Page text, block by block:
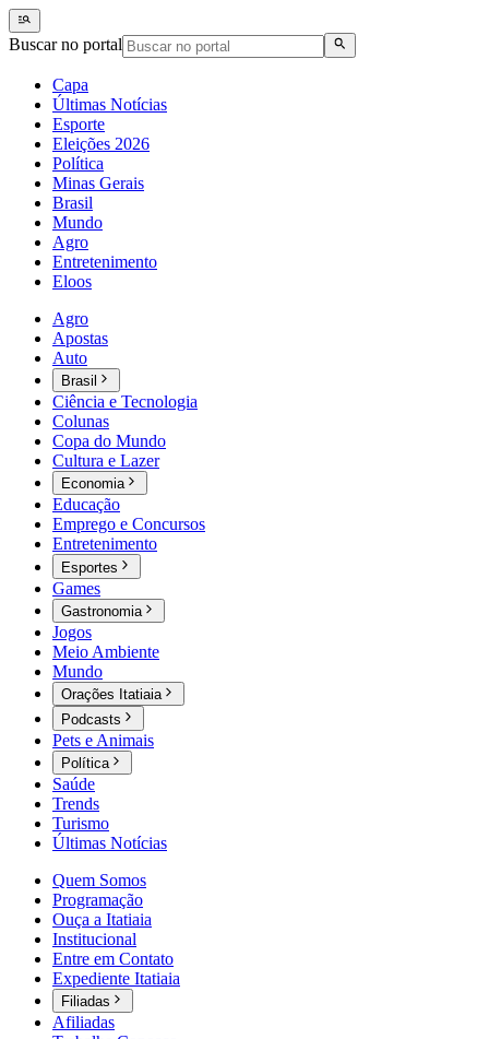
Buscar no portal
Capa
Últimas Notícias
Esporte
Eleições 2026
Política
Minas Gerais
Brasil
Mundo
Agro
Entretenimento
Eloos
Agro
Apostas
Auto
Brasil
Ciência e Tecnologia
Colunas
Copa do Mundo
Cultura e Lazer
Economia
Educação
Emprego e Concursos
Entretenimento
Esportes
Games
Gastronomia
Jogos
Meio Ambiente
Mundo
Orações Itatiaia
Podcasts
Pets e Animais
Política
Saúde
Trends
Turismo
Últimas Notícias
Quem Somos
Programação
Ouça a Itatiaia
Institucional
Entre em Contato
Expediente Itatiaia
Filiadas
Afiliadas